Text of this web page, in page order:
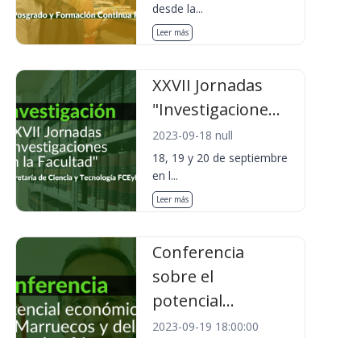
desde la...
Leer más
XXVII Jornadas
"Investigacione...
2023-09-18 null
18, 19 y 20 de septiembre
en l...
Leer más
Conferencia
sobre el
potencial...
2023-09-19 18:00:00